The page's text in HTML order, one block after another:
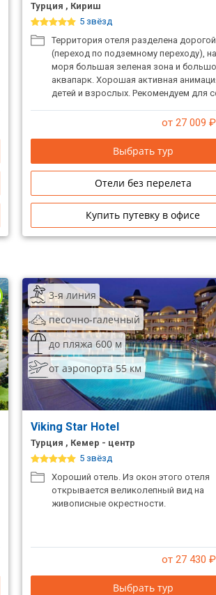
Турция , Кириш
5 звёзд
Территория отеля разделена дорогой
(переход по подземному переходу),
моря большая зеленая зона и
аквапарк. Хорошая активная
детей и взрослых. Рекомендуем для
от 27 009
Выбрать тур
Отели без перелета
Купить путевку в офисе
3-я линия
песочно-галечный
до пляжа 600 м
от аэропорта 55 км
Viking Star Hotel
Турция , Кемер - центр
5 звёзд
Хороший отель. Из окон этого отеля
открывается великолепный вид на
живописные окрестности.
от 27 430
Выбрать тур